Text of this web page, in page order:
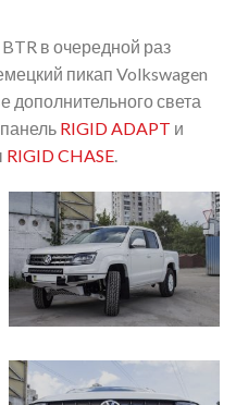
в очередной раз
пикап Volkswagen
дополнительного света
RIGID ADAPT и
RIGID CHASE.